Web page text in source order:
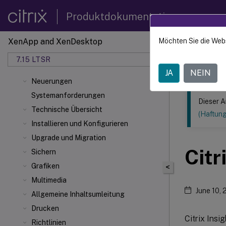
Produktdokumentation
XenApp and XenDesktop
7.15 LTSR
Neuerungen
Systemanforderungen
Technische Übersicht
Installieren und Konfigurieren
Upgrade und Migration
Sichern
Grafiken
Multimedia
Allgemeine Inhaltsumleitung
Drucken
Richtlinien
Dieser Inhalt
<
Dieser
June 10,
Citrix
Möchten Sie die
JA NEIN